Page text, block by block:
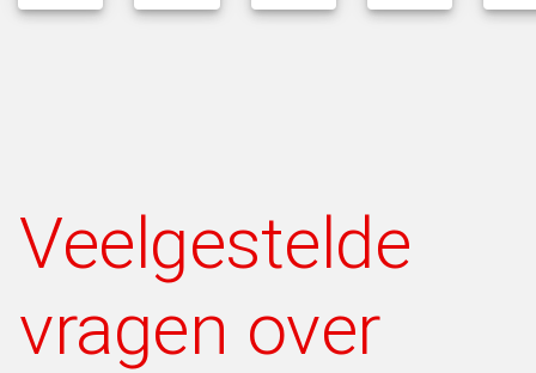
Veelgestelde
vragen over